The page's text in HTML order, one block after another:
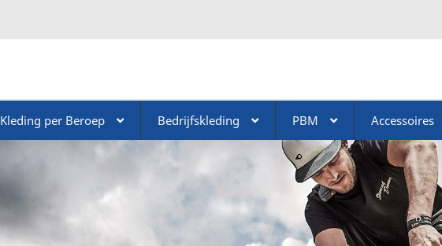
Kleding per Beroep Bedrijfskleding PBM Accessoires